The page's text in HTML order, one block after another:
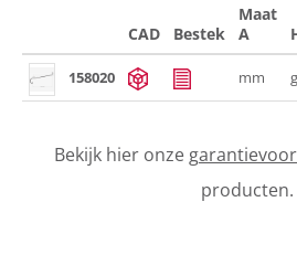
CAD Bestek
Maat
A
158020 mm
Bekijk hier onze
producten.